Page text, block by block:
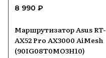
8 990 ₽
Маршрутизатор Asus RT-
AX52 Pro AX3000 AiMesh
(90IG08T0MO3H10)